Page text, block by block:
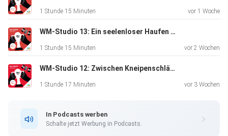
Mit dem
durchwachsene
Spielzeit - und beginnt schon wieder die nächste. Die
Valznerweiher laufen natürlich (hoffentlich) längst, weshalb
auch
der 1. FC Nürnberg zum Saisonziel nehmen sollte.
1 Stunde 15 Minuten vor 1 Woche
WM-Studio 13: Ein seelenloser Haufen Fleisch
1 Stunde 15 Minuten vor 2 Wochen
WM-Studio 12: Zwischen Kneipenschlägerei und Fußball
1 Stunde 17 Minuten vor 3 Wochen
In Podcasts werben
Schalte jetzt Werbung in Podcasts.